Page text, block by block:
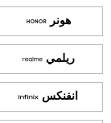
هونر
ريلمي
انفنكس